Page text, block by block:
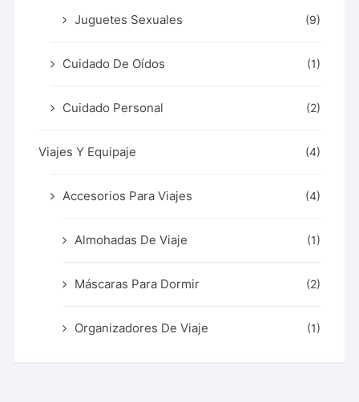
Juguetes Sexuales (9)
Cuidado De Oídos (1)
Cuidado Personal (2)
Viajes Y Equipaje (4)
Accesorios Para Viajes (4)
Almohadas De Viaje (1)
Máscaras Para Dormir (2)
Organizadores De Viaje (1)